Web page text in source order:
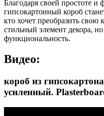
Благодаря своей простоте и
гипсокартонный короб
кто хочет преобразить свою
стильный элемент декора,
функциональность.
Видео:
короб из
усиленный.